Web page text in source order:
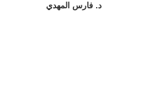
د. فارس المهدي